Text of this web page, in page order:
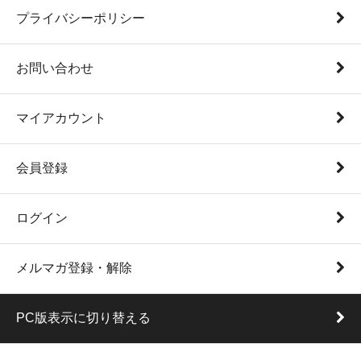
プライバシーポリシー
お問い合わせ
マイアカウント
会員登録
ログイン
メルマガ登録・解除
PC版表示に切り替える